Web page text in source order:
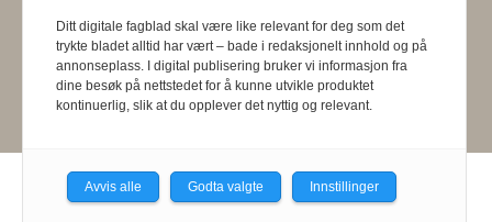
organisasjons-, utdannings- og helse-
og sosialpolitiske forhold.
Powered by Labrador CMS
Ditt digitale fagblad skal være like relevant for deg som det
trykte bladet alltid har vært – bade i redaksjonelt innhold og på
annonseplass. I digital publisering bruker vi informasjon fra
dine besøk på nettstedet for å kunne utvikle produktet
kontinuerlig, slik at du opplever det nyttig og relevant.
Avvis alle Godta valgte Innstillinger